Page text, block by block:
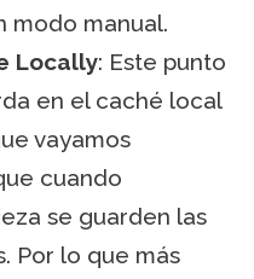
modo manual.
Locally: Este punto
en el caché local
vayamos
cuando
se guarden las
Por lo que más